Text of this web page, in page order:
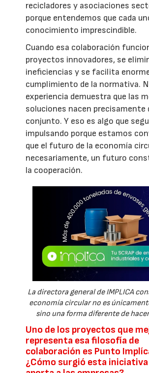
recicladores y asociaciones
porque entendemos que cada
conocimiento imprescindible.
Cuando esa colaboración
proyectos innovadores, se
ineficiencias y se facilita
cumplimiento de la normativa.
experiencia demuestra que las
soluciones nacen precisamente
conjunto. Y eso es algo que
impulsando porque estamos
que el futuro de la economía
necesariamente, un futuro
la cooperación.
La directora general de IMPLICA
economía circular no es
sino una forma diferente de hacer
Uno de los proyectos que
representa esa filosofía de
colaboración es Punto
¿Cómo surgió esta iniciativa